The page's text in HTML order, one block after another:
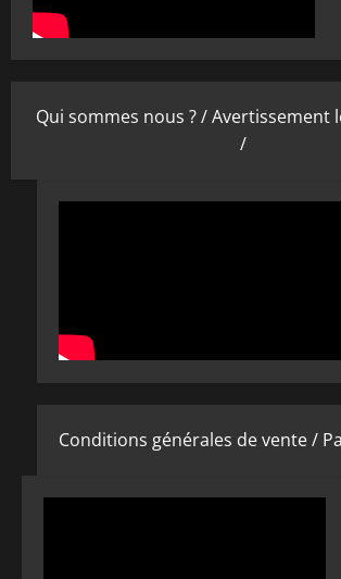
Qui sommes nous ? /Avertissement
/
Conditions générales de vente /